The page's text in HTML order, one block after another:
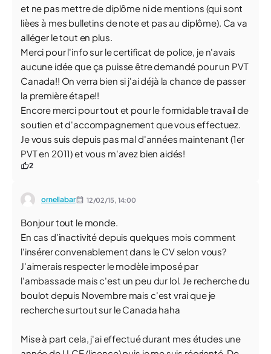
et ne pas mettre de diplôme ni de mentions (qui sont
lièes à mes bulletins de note et pas au diplôme). Ca va
alléger le tout en plus.
Merci pour l'info sur le certificat de police, je n'avais
aucune idée que ça puisse être demandé pour un PVT
Canada!! On verra bien si j'ai déjà la chance de passer
la première étape!!
Encore merci pour tout et pour le formidable travail de
soutien et d'accompagnement que vous effectuez.
Je vous suis depuis pas mal d'années maintenant (1er
PVT en 2011) et vous m'avez bien aidés!
2
ornellabar 12/02/15, 14:00
Bonjour tout le monde.
En cas d'inactivité depuis quelques mois comment
l'insérer convenablement dans le CV selon vous?
J'aimerais respecter le modèle imposé par
l'ambassade mais c'est un peu dur lol. Je recherche du
boulot depuis Novembre mais c'est vrai que je
recherche surtout sur le Canada haha
Mise à part cela, j'ai effectué durant mes études une